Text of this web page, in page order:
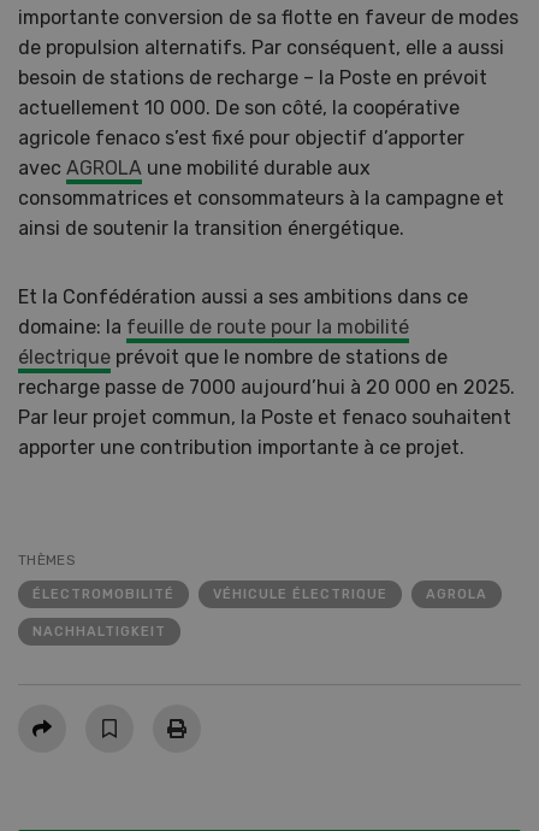
importante conversion de sa flotte en faveur de modes
de propulsion alternatifs. Par conséquent, elle a aussi
besoin de stations de recharge – la Poste en prévoit
actuellement 10 000. De son côté, la coopérative
agricole fenaco s’est fixé pour objectif d’apporter
avec AGROLA une mobilité durable aux
consommatrices et consommateurs à la campagne et
ainsi de soutenir la transition énergétique.
Et la Confédération aussi a ses ambitions dans ce
domaine: la feuille de route pour la mobilité
électrique prévoit que le nombre de stations de
recharge passe de 7000 aujourd’hui à 20 000 en 2025.
Par leur projet commun, la Poste et fenaco souhaitent
apporter une contribution importante à ce projet.
THÈMES
ÉLECTROMOBILITÉ VÉHICULE ÉLECTRIQUE AGROLA
NACHHALTIGKEIT
Partager